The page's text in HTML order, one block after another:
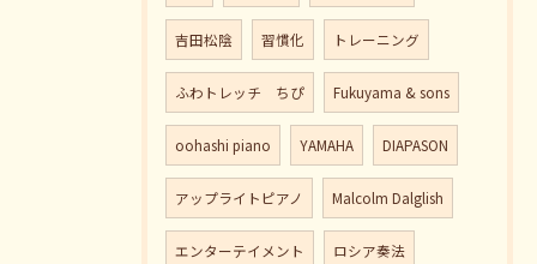
吉田松陰 習慣化 トレーニング
ふわトレッチ ちぴ Fukuyama & sons
oohashi piano YAMAHA DIAPASON
アップライトピアノ Malcolm Dalglish
エンターテイメント ロシア奏法